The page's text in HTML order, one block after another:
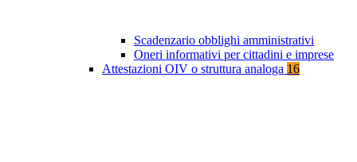
Scadenzario obblighi amministrativi
Oneri informativi per cittadini e imprese
Attestazioni OIV o struttura analoga 16